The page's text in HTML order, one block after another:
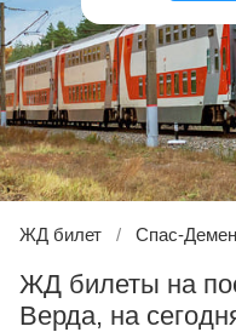
ЖД билет Спас-
ЖД билеты на
Верда, на